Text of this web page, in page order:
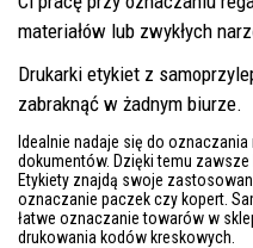
materiałów lub zwykłych
Drukarki etykiet z
zabraknąć w żadnym biurze.
Idealnie nadaje się do
dokumentów. Dzięki temu
Etykiety znajdą swoje
oznaczanie paczek czy kopert.
łatwe oznaczanie towarów w
drukowania kodów kreskowych.